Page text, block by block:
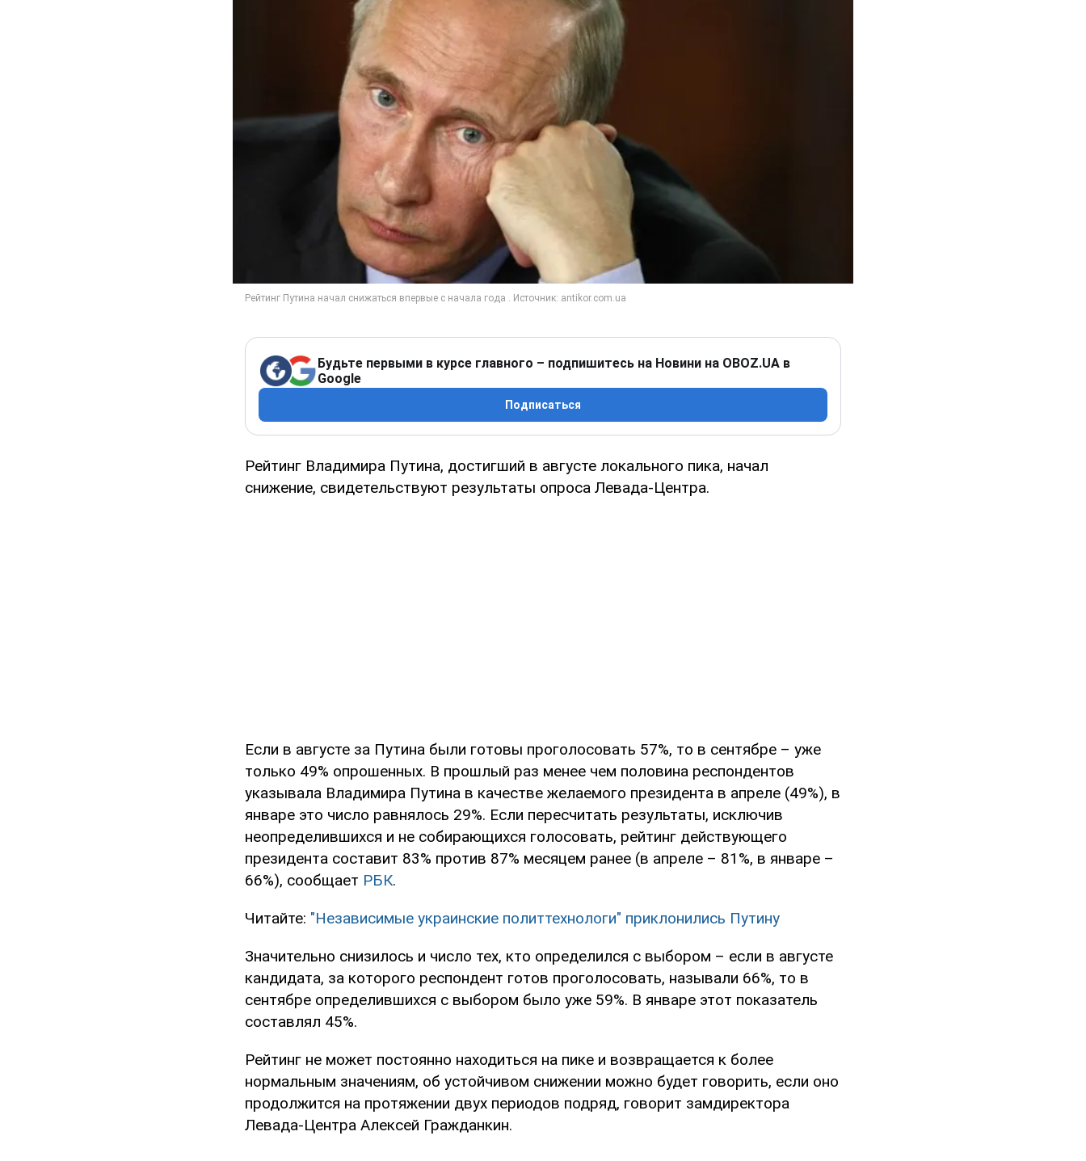
Будьте первыми в курсе главного – подпишитесь на Новини на OBOZ.UA в
Google
Подписаться
Рейтинг Владимира Путина, достигший в августе локального пика, начал
снижение, свидетельствуют результаты опроса Левада-Центра.
Если в августе за Путина были готовы проголосовать 57%, то в сентябре – уже
только 49% опрошенных. В прошлый раз менее чем половина респондентов
указывала Владимира Путина в качестве желаемого президента в апреле (49%), в
январе это число равнялось 29%. Если пересчитать результаты, исключив
неопределившихся и не собирающихся голосовать, рейтинг действующего
президента составит 83% против 87% месяцем ранее (в апреле – 81%, в январе –
66%), сообщает РБК.
Читайте: "Независимые украинские политтехнологи" приклонились Путину
Значительно снизилось и число тех, кто определился с выбором – если в августе
кандидата, за которого респондент готов проголосовать, называли 66%, то в
сентябре определившихся с выбором было уже 59%. В январе этот показатель
составлял 45%.
Рейтинг не может постоянно находиться на пике и возвращается к более
нормальным значениям, об устойчивом снижении можно будет говорить, если оно
продолжится на протяжении двух периодов подряд, говорит замдиректора
Левада-Центра Алексей Гражданкин.